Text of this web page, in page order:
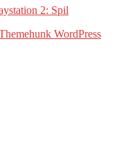
2: Spil
WordPress